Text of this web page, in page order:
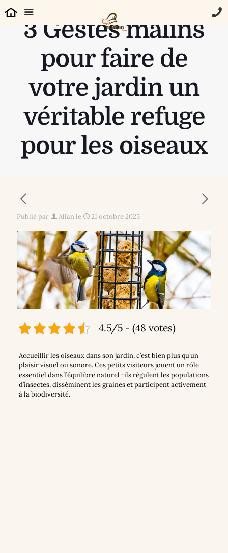
3 Gestes malins
pour faire de
votre jardin un
véritable refuge
pour les oiseaux
Publié par Allan le 21 octobre 2025
4.5/5 - (48 votes)
Accueillir les oiseaux dans son jardin, c’est bien plus qu’un
plaisir visuel ou sonore. Ces petits visiteurs jouent un rôle
essentiel dans l’équilibre naturel : ils régulent les populations
d’insectes, disséminent les graines et participent activement
à la biodiversité.